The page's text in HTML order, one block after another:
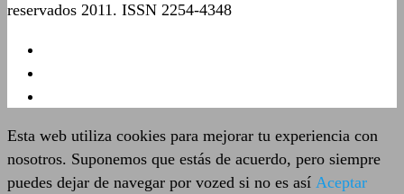
reservados 2011. ISSN 2254-4348
Esta web utiliza cookies para mejorar tu experiencia con
nosotros. Suponemos que estás de acuerdo, pero siempre
puedes dejar de navegar por vozed si no es así Aceptar